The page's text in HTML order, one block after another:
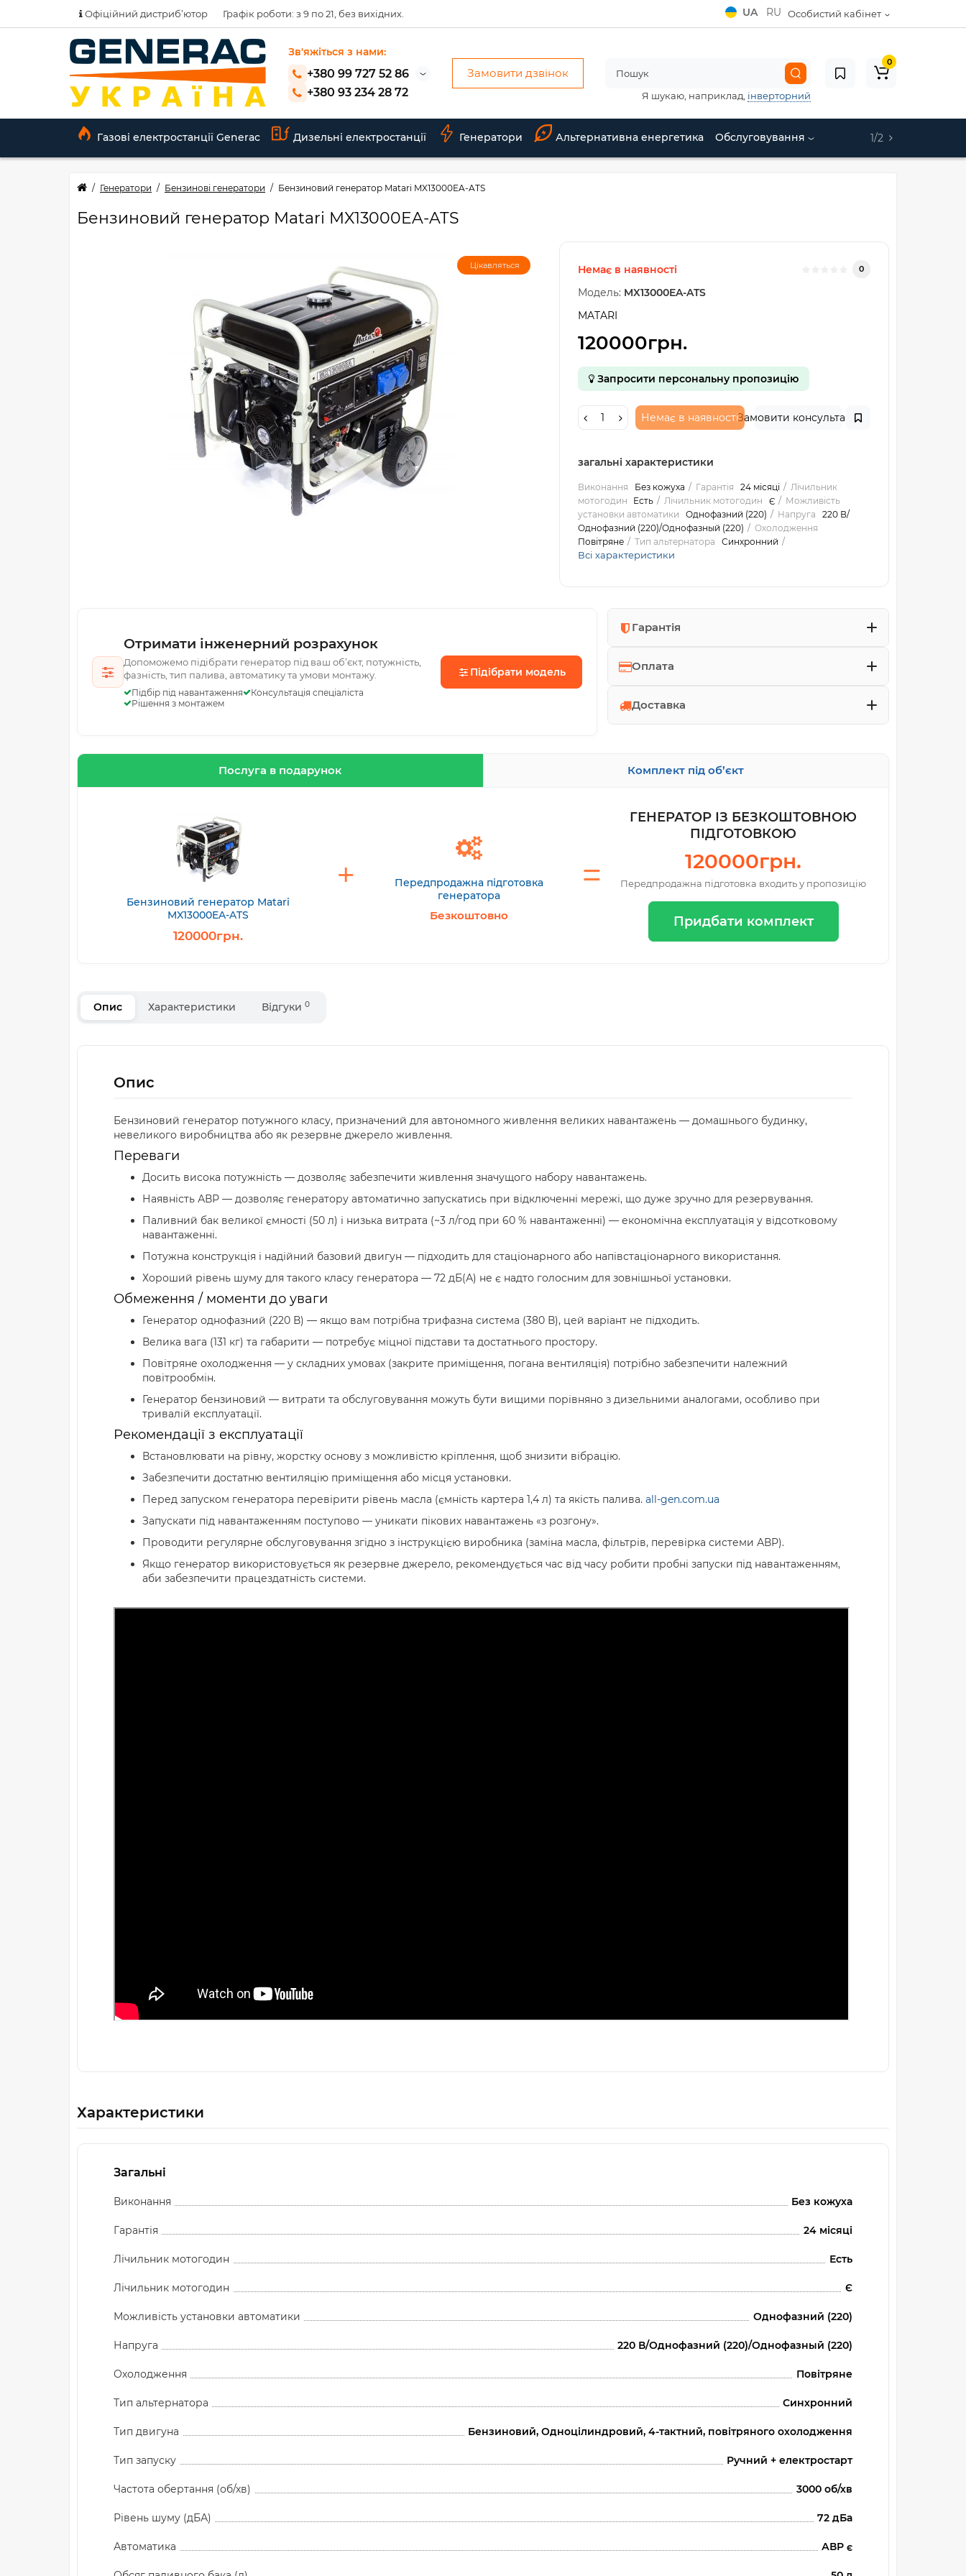
Офіційний дистриб’ютор Графік роботи: з 9 по 21, без вихідних. Особистий кабінет
UA RU
Зв'яжіться з нами:
+380 99 727 52 86
+380 93 234 28 72
Замовити дзвінок
Я шукаю, наприклад, інверторний
0
Газові електростанції Generac Дизельні електростанції Генератори Альтернативна енергетика Обслуговування 1/2
Генератори Бензинові генератори Бензиновий генератор Matari MX13000EA-ATS
Бензиновий генератор Matari MX13000EA-ATS
Цікавляться Немає в наявності 0
Модель: MX13000EA-ATS
MATARI
120000грн.
Запросити персональну пропозицію
Немає в наявностіЗамовити консультацію
загальні характеристики
Виконання Без кожуха Гарантія 24 місяці
Лічильник
мотогодин
Есть Лічильник мотогодин Є
Можливість
установки автоматики
Однофазний (220) Напруга
220 В/
Однофазний (220)/Однофазный (220)
Охолодження
Повітряне
Тип альтернатора Синхронний
Всі характеристики
Отримати інженерний розрахунок
Допоможемо підібрати генератор під ваш об’єкт, потужність,
фазність, тип палива, автоматику та умови монтажу.
Підбір під навантаження
Консультація спеціаліста
Рішення з монтажем
Підібрати модель
Гарантія
Оплата
Доставка
Послуга в подарунок Комплект під об’єкт
Бензиновий генератор Matari
MX13000EA-ATS
120000грн.
Передпродажна підготовка
генератора
Безкоштовно
ГЕНЕРАТОР ІЗ БЕЗКОШТОВНОЮ
ПІДГОТОВКОЮ
120000грн.
Передпродажна підготовка входить у пропозицію
Придбати комплект
Опис Характеристики Відгуки 0
Опис
Бензиновий генератор потужного класу, призначений для автономного живлення великих навантажень — домашнього будинку,
невеликого виробництва або як резервне джерело живлення.
Переваги
Досить висока потужність — дозволяє забезпечити живлення значущого набору навантажень.
Наявність АВР — дозволяє генератору автоматично запускатись при відключенні мережі, що дуже зручно для резервування.
Паливний бак великої ємності (50 л) і низька витрата (~3 л/год при 60 % навантаженні) — економічна експлуатація у відсотковому
навантаженні.
Потужна конструкція і надійний базовий двигун — підходить для стаціонарного або напівстаціонарного використання.
Хороший рівень шуму для такого класу генератора — 72 дБ(А) не є надто голосним для зовнішньої установки.
Обмеження / моменти до уваги
Генератор однофазний (220 В) — якщо вам потрібна трифазна система (380 В), цей варіант не підходить.
Велика вага (131 кг) та габарити — потребує міцної підстави та достатнього простору.
Повітряне охолодження — у складних умовах (закрите приміщення, погана вентиляція) потрібно забезпечити належний
повітрообмін.
Генератор бензиновий — витрати та обслуговування можуть бути вищими порівняно з дизельними аналогами, особливо при
тривалій експлуатації.
Рекомендації з експлуатації
Встановлювати на рівну, жорстку основу з можливістю кріплення, щоб знизити вібрацію.
Забезпечити достатню вентиляцію приміщення або місця установки.
Перед запуском генератора перевірити рівень масла (ємність картера 1,4 л) та якість палива. all-gen.com.ua
Запускати під навантаженням поступово — уникати пікових навантажень «з рoзгону».
Проводити регулярне обслуговування згідно з інструкцією виробника (заміна масла, фільтрів, перевірка системи АВР).
Якщо генератор використовується як резервне джерело, рекомендується час від часу робити пробні запуски під навантаженням,
аби забезпечити працездатність системи.
Характеристики
Загальні
Виконання Без кожуха
Гарантія 24 місяці
Лічильник мотогодин Есть
Лічильник мотогодин Є
Можливість установки автоматики Однофазний (220)
Напруга 220 В/Однофазний (220)/Однофазный (220)
Охолодження Повітряне
Тип альтернатора Синхронний
Тип двигуна Бензиновий, Одноцілиндровий, 4-тактний, повітряного охолодження
Тип запуску Ручний + електростарт
Частота обертання (об/хв) 3000 об/хв
Рівень шуму (дБА) 72 дБа
Автоматика АВР є